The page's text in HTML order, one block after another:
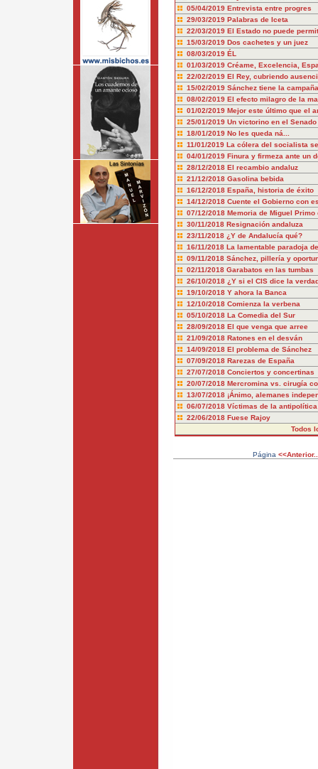
05/04/2019 Entrevista entre progres
29/03/2019 Palabras de Iceta
22/03/2019 El Estado no puede
15/03/2019 Dos cachetes y un juez
08/03/2019 ÉL
01/03/2019 Créame, Excelencia,
22/02/2019 El Rey, cubriendo
15/02/2019 Sánchez tiene la
08/02/2019 El efecto milagro de la
01/02/2019 Mejor este último que el
25/01/2019 Un victorino en el Senado
18/01/2019 No les queda ná...
11/01/2019 La cólera del socialista
04/01/2019 Finura y firmeza ante un
28/12/2018 El recambio andaluz
21/12/2018 Gasolina bebida
16/12/2018 España, historia de éxito
14/12/2018 Cuente el Gobierno con
07/12/2018 Memoria de Miguel Primo
30/11/2018 Resignación andaluza
23/11/2018 ¿Y de Andalucía qué?
16/11/2018 La lamentable paradoja
09/11/2018 Sánchez, pillería y
02/11/2018 Garabatos en las tumbas
26/10/2018 ¿Y si el CIS dice la
19/10/2018 Y ahora la Banca
12/10/2018 Comienza la verbena
05/10/2018 La Comedia del Sur
28/09/2018 El que venga que arree
21/09/2018 Ratones en el desván
14/09/2018 El problema de Sánchez
07/09/2018 Rarezas de España
27/07/2018 Conciertos y concertinas
20/07/2018 Mercromina vs. cirugía
13/07/2018 ¡Ánimo, alemanes
06/07/2018 Víctimas de la antipolítica
22/06/2018 Fuese Rajoy
Todos
Página